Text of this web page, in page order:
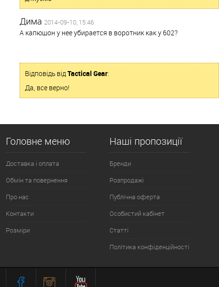
Дима 2014-09-10, 15:46
А капюшон у нее убирается в воротник как у 602?
Відповідь відTactical Gear:
Да, все верно!
Головне меню
Доставка і оплата
Обмін та повернення
Про нас
Контакти
Розміри
Наші пропозиції
Бренди
Розпродажі
Публічна оферта
Особистий кабінет
Статті
Політика конфіденційності